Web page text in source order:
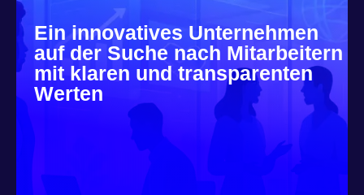
Ein innovatives Unternehmen
auf der Suche nach Mitarbeitern
mit klaren und transparenten
Werten